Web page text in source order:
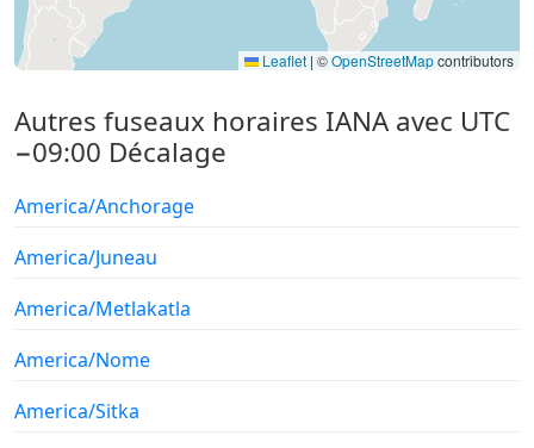
Leaflet | ©OpenStreetMapcontributors
Autres fuseaux horaires IANA avec UTC
−09:00 Décalage
America/Anchorage
America/Juneau
America/Metlakatla
America/Nome
America/Sitka